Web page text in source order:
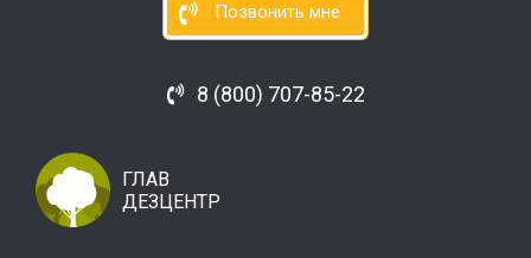
Позвонить мне
8 (800) 707-85-22
ГЛАВ
ДЕЗЦЕНТР